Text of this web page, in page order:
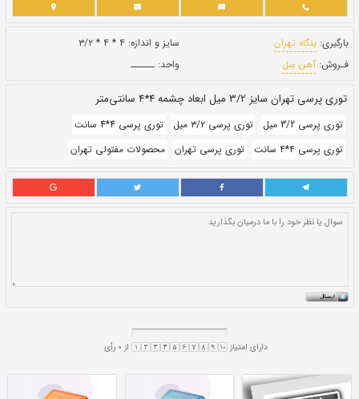
حالت:ــــــ
بروز رسانی:
قيمت: 203,670 ريال
سایز و اندازه:۴ * ۴ * ۳/۲